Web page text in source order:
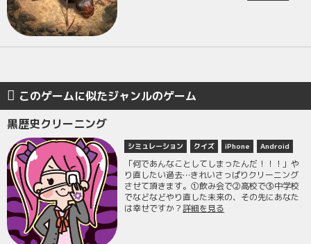
このゲームに似たジャンルのゲーム
黒歴史クリーニング
シミュレーション クイズ iPhone Android
「何であんなことしてしまったんだ！！！」や
り直したい過去…きれいさっぱりクリーニング
させて頂きます。①飲み会で②高校で③中学校
でなどなどやり直した未来の、その先にあなた
は幸せですか？詳細を見る